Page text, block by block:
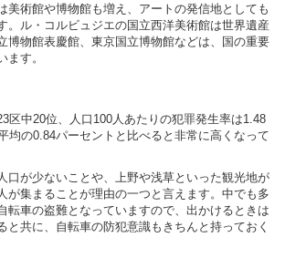
美術館や博物館も増え、アートの発信地としても
。ル・コルビュジエの国立西洋美術館は世界遺産
博物館表慶館、東京国立博物館などは、国の重要
ます。
区中20位、人口100人あたりの犯罪発生率は1.48
均の0.84パーセントと比べると非常に高くなって
口が少ないことや、上野や浅草といった観光地が
が集まることが理由の一つと言えます。中でも多
転車の盗難となっていますので、出かけるときは
と共に、自転車の防犯意識もきちんと持っておく